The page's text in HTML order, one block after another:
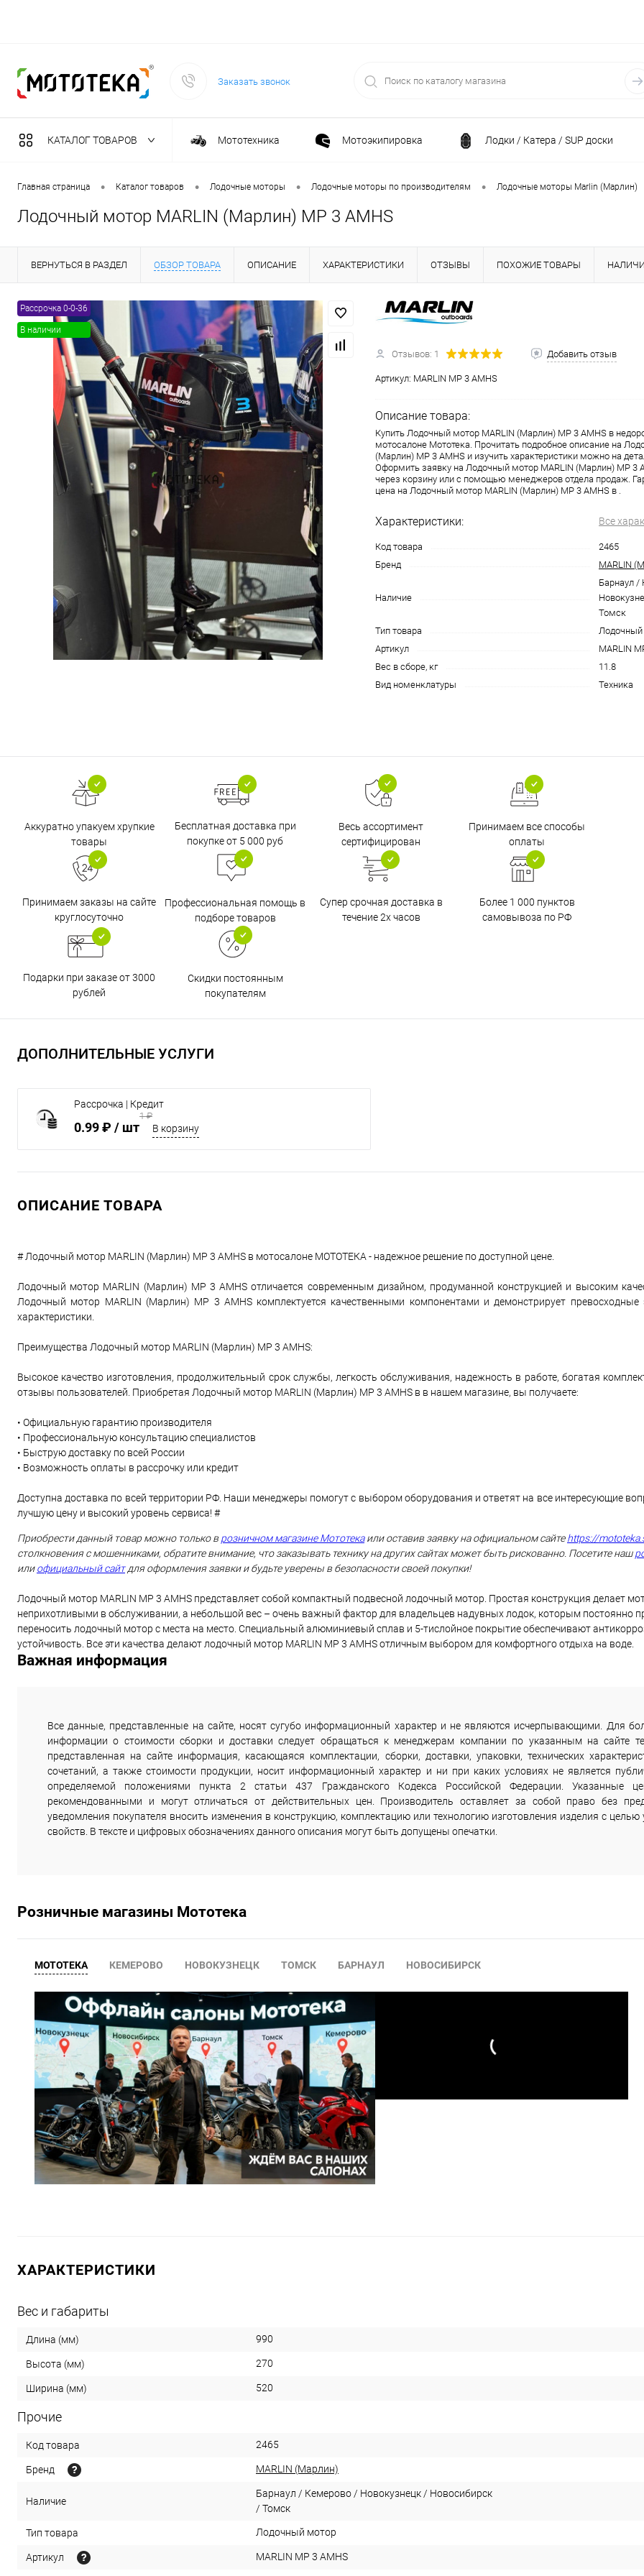
Заказать звонок
КАТАЛОГ ТОВАРОВ Мототехника Мотоэкипировка Лодки / Катера / SUP доски
Садовая техника Спортивные товары / Велосипеды / Самокаты
Масла и тех. жидкости
Инструмент Климатическая техника Принадлежности для
Сварочное оборудование Силовая техника
Товары первой необходимости Запчасти Автотовары
Главная страница • Каталог товаров • Лодочные моторы • Лодочные моторы по производителям • Лодочные моторы Marlin (Марлин)
Лодочный мотор MARLIN (Марлин) MP 3 AMHS
ВЕРНУТЬСЯ В РАЗДЕЛ ОБЗОР ТОВАРА ОПИСАНИЕ ХАРАКТЕРИСТИКИ ОТЗЫВЫ ПОХОЖИЕ ТОВАРЫ
Рассрочка 0-0-36
В наличии
Отзывов: 1 Добавить отзыв
Артикул: MARLIN MP 3 AMHS
Описание товара:
Купить Лодочный мотор MARLIN (Марлин) MP 3 AMHS в
мотосалоне Мототека. Прочитать подробное описание на
(Марлин) MP 3 AMHS и изучить характеристики можно на
Оформить заявку на Лодочный мотор MARLIN (Марлин) MP 3
через корзину или с помощью менеджеров отдела продаж.
цена на Лодочный мотор MARLIN (Марлин) MP 3 AMHS в .
Характеристики: Все
Код товара
2465
Бренд
MARLIN
Наличие
Барнаул /
Томск
Тип товара
Лодочный
Артикул
MARLIN
Вес в сборе, кг
11.8
Вид номенклатуры
Техника
Аккуратно упакуем хрупкие
товары
Бесплатная доставка при
покупке от 5 000 руб
Весь ассортимент
сертифицирован
Принимаем все способы
оплаты
Принимаем заказы на сайте
круглосуточно
Профессиональная помощь в
подборе товаров
Супер срочная доставка в
течение 2х часов
Более 1 000 пунктов
самовывоза по РФ
Подарки при заказе от 3000
рублей
Скидки постоянным
покупателям
ДОПОЛНИТЕЛЬНЫЕ УСЛУГИ
Рассрочка | Кредит
0.99 ₽ / шт
1 ₽
В корзину
ОПИСАНИЕ ТОВАРА
# Лодочный мотор MARLIN (Марлин) MP 3 AMHS в мотосалоне МОТОТЕКА - надежное решение по доступной цене.
Лодочный мотор MARLIN (Марлин) MP 3 AMHS отличается современным дизайном, продуманной конструкцией и высоким
Лодочный мотор MARLIN (Марлин) MP 3 AMHS комплектуется качественными компонентами и демонстрирует превосходные
характеристики.
Преимущества Лодочный мотор MARLIN (Марлин) MP 3 AMHS:
Высокое качество изготовления, продолжительный срок службы, легкость обслуживания, надежность в работе, богатая
отзывы пользователей. Приобретая Лодочный мотор MARLIN (Марлин) MP 3 AMHS в в нашем магазине, вы получаете:
• Официальную гарантию производителя
• Профессиональную консультацию специалистов
• Быструю доставку по всей России
• Возможность оплаты в рассрочку или кредит
Доступна доставка по всей территории РФ. Наши менеджеры помогут с выбором оборудования и ответят на все интересующие
лучшую цену и высокий уровень сервиса! #
Приобрести данный товар можно только врозничном магазине Мототекаили оставив заявку на официальном сайтеhttps://
столкновения с мошенниками, обратите внимание, что заказывать технику на других сайтах может быть рискованно. Посетите наш
илиофициальный сайтдля оформления заявки и будьте уверены в безопасности своей покупки!
Лодочный мотор MARLIN MP 3 AMHS представляет собой компактный подвесной лодочный мотор. Простая конструкция делает
неприхотливыми в обслуживании, а небольшой вес – очень важный фактор для владельцев надувных лодок, которым постоянно
переносить лодочный мотор с места на место. Специальный алюминиевый сплав и 5-тислойное покрытие обеспечивают
устойчивость. Все эти качества делают лодочный мотор MARLIN MP 3 AMHS отличным выбором для комфортного отдыха на воде.
Важная информация
Все данные, представленные на сайте, носят сугубо информационный характер и не являются исчерпывающими. Для
информации о стоимости сборки и доставки следует обращаться к менеджерам компании по указанным на сайте
представленная на сайте информация, касающаяся комплектации, сборки, доставки, упаковки, технических
сочетаний, а также стоимости продукции, носит информационный характер и ни при каких условиях не является
определяемой положениями пункта 2 статьи 437 Гражданского Кодекса Российской Федерации. Указанные
рекомендованными и могут отличаться от действительных цен. Производитель оставляет за собой право без
уведомления покупателя вносить изменения в конструкцию, комплектацию или технологию изготовления изделия с целью
свойств. В тексте и цифровых обозначениях данного описания могут быть допущены опечатки.
Розничные магазины Мототека
МОТОТЕКА КЕМЕРОВО НОВОКУЗНЕЦК ТОМСК БАРНАУЛ НОВОСИБИРСК
ХАРАКТЕРИСТИКИ
Вес и габариты
Длина (мм) 990
Высота (мм) 270
Ширина (мм) 520
Прочие
Код товара 2465
Бренд MARLIN (Марлин)
Наличие
Барнаул / Кемерово / Новокузнецк / Новосибирск
/ Томск
Тип товара Лодочный мотор
Артикул MARLIN MP 3 AMHS